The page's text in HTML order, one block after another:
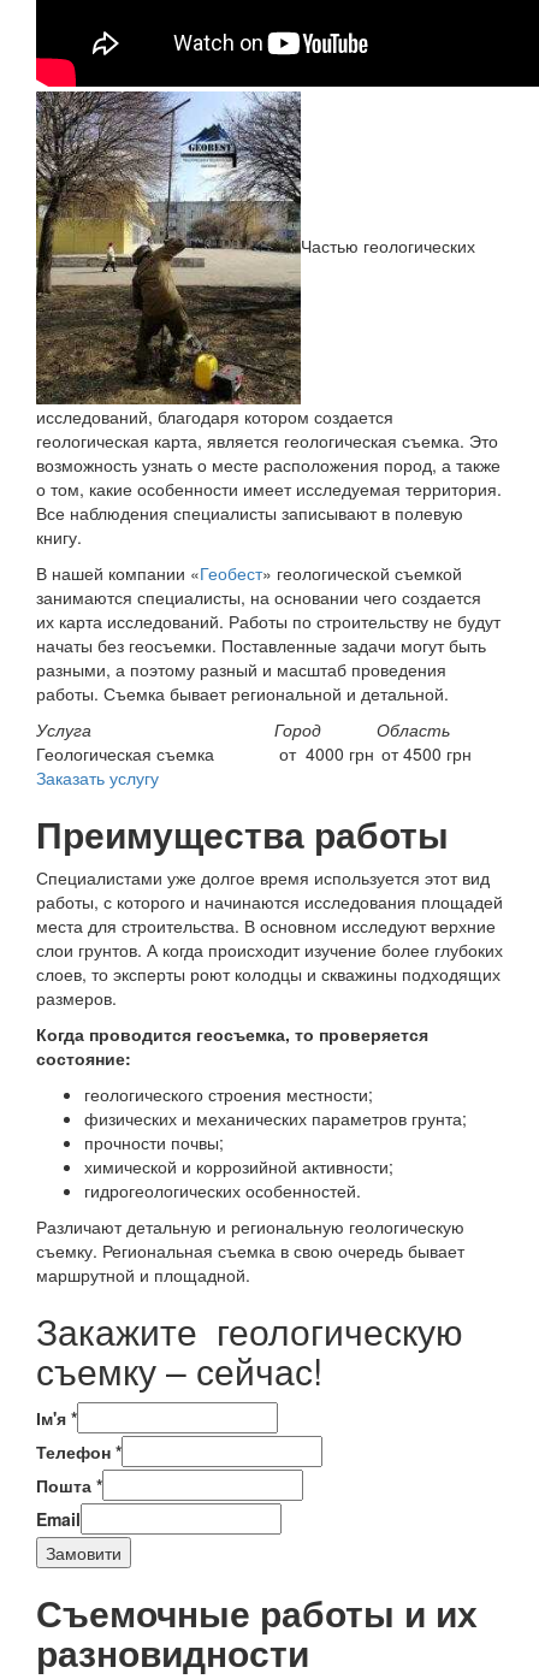
Частью геологических
исследований, благодаря котором создается
геологическая карта, является геологическая съемка. Это
возможность узнать о месте расположения пород, а также
о том, какие особенности имеет исследуемая территория.
Все наблюдения специалисты записывают в полевую
книгу.
В нашей компании «Геобест» геологической съемкой
занимаются специалисты, на основании чего создается
их карта исследований. Работы по строительству не будут
начаты без геосъемки. Поставленные задачи могут быть
разными, а поэтому разный и масштаб проведения
работы. Съемка бывает региональной и детальной.
Услуга
Город
Область
Геологическая съемка
от 4000 грн от 4500 грн
Заказать услугу
Преимущества работы
Специалистами уже долгое время используется этот вид
работы, с которого и начинаются исследования площадей
места для строительства. В основном исследуют верхние
слои грунтов. А когда происходит изучение более глубоких
слоев, то эксперты роют колодцы и скважины подходящих
размеров.
Когда проводится геосъемка, то проверяется
состояние:
геологического строения местности;
физических и механических параметров грунта;
прочности почвы;
химической и коррозийной активности;
гидрогеологических особенностей.
Различают детальную и региональную геологическую
съемку. Региональная съемка в свою очередь бывает
маршрутной и площадной.
Закажите геологическую
съемку – сейчас!
Ім'я *
Телефон *
Пошта *
Email
Замовити
Съемочные работы и их
разновидности